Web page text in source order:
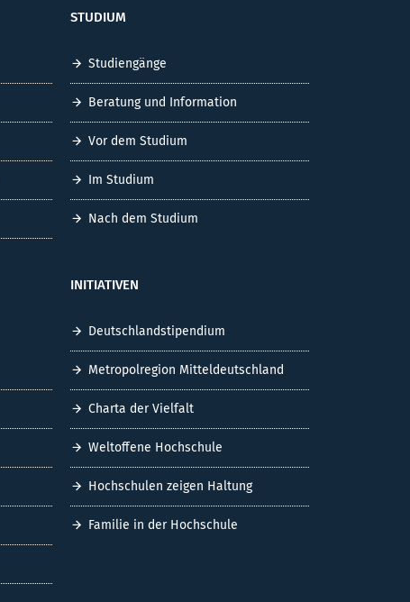
STUDIUM
Studiengänge
Beratung und Information
Vor dem Studium
Im Studium
Nach dem Studium
INITIATIVEN
Deutschlandstipendium
Metropolregion Mitteldeutschland
Charta der Vielfalt
Weltoffene Hochschule
Hochschulen zeigen Haltung
Familie in der Hochschule